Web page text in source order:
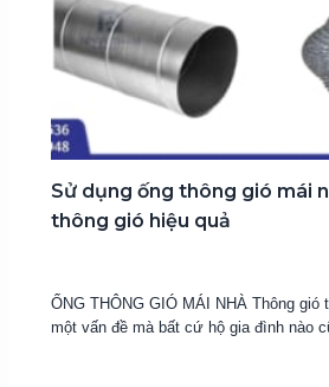
Sử dụng ống thông gió mái
thông gió hiệu quả
ỐNG THÔNG GIÓ MÁI NHÀ Thông gió
một vấn đề mà bất cứ hộ gia đình nào